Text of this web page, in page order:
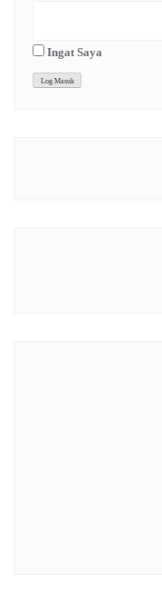
Ingat Saya